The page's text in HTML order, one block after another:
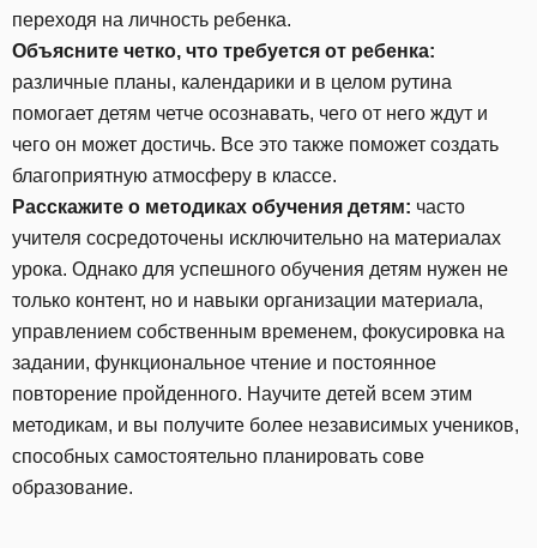
переходя на личность ребенка.
Объясните четко, что требуется от ребенка:
различные планы, календарики и в целом рутина
помогает детям четче осознавать, чего от него ждут и
чего он может достичь. Все это также поможет создать
благоприятную атмосферу в классе.
Расскажите о методиках обучения детям: часто
учителя сосредоточены исключительно на материалах
урока. Однако для успешного обучения детям нужен не
только контент, но и навыки организации материала,
управлением собственным временем, фокусировка на
задании, функциональное чтение и постоянное
повторение пройденного. Научите детей всем этим
методикам, и вы получите более независимых учеников,
способных самостоятельно планировать сове
образование.